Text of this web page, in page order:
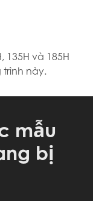
135H và 185H
này.
mẫu
bị